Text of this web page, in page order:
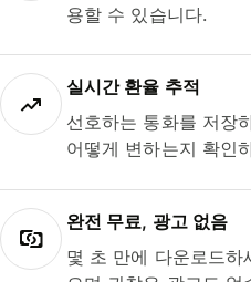
용할 수 있습니다.
실시간 환율 추적
선호하는 통화를 저장
어떻게 변하는지 확인
완전 무료, 광고 없음
몇 초 만에 다운로드하